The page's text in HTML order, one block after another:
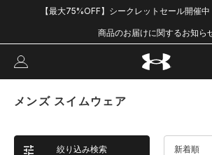
【最大75%OFF】シークレットセール開催
商品のお届けに関するお知ら
メンズ スイムウェア
絞り込み検索 新着順